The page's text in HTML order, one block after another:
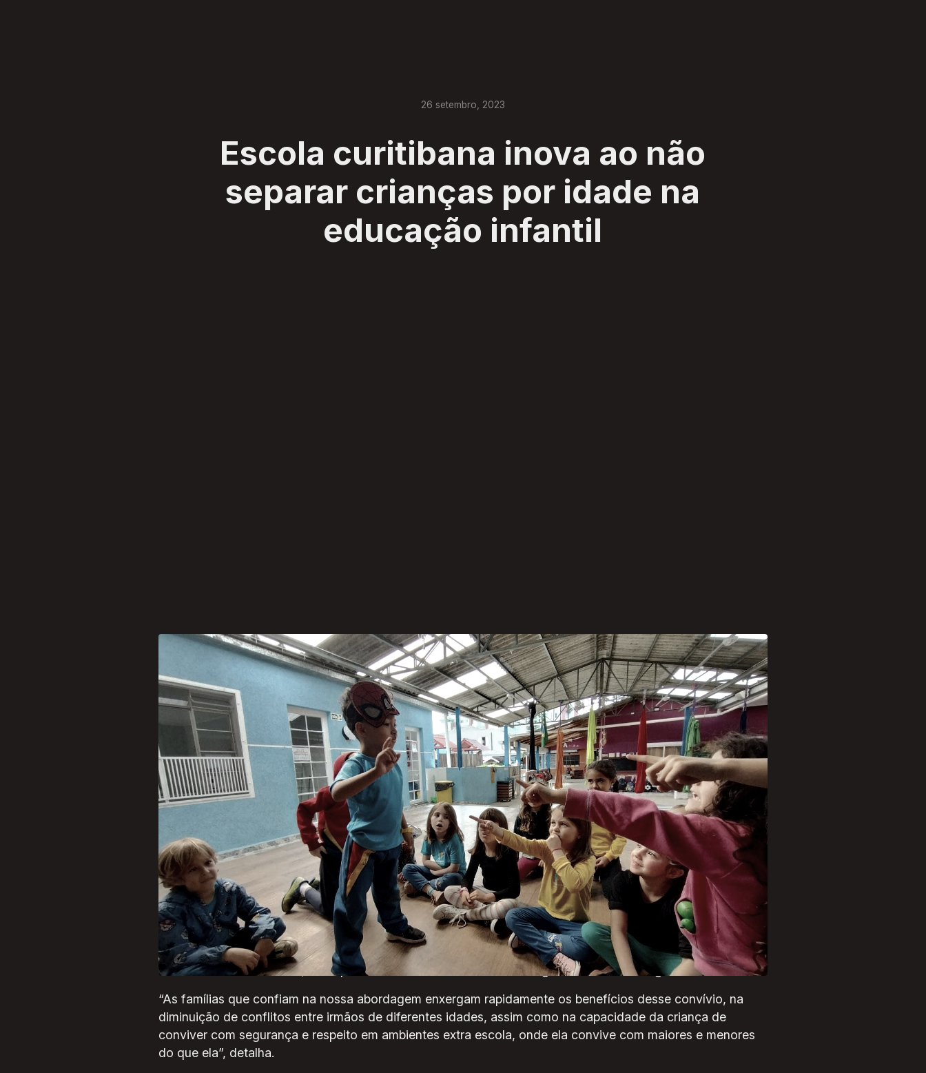
26 setembro 2023
Escola curitibana inova ao não
separar crianças por idade na
educação infantil
A educação passa por transformações inspiradoras em todo o mundo e uma escola de Curitiba está
liderando esse movimento com uma abordagem singular: não separar as crianças da educação infantil de
acordo com a faixa etária, permitindo que os estudantes de zero a seis anos aprendam e convivam juntos
desde o berçário.
“Acreditamos que a diversidade enriquece a jornada educacional de nossos estudantes, e isso inclui
promover o convívio entre crianças de diferentes idades. Não existe nenhuma determinação legal que
obrigue as escolas a dividirem as crianças o tempo todo em grupos específicos. Isso não é necessário
para o aprendizado e nem é a melhor forma de aprender”, comenta a diretora da escola Interpares, Dayse
Campos.
Ela explica que as escolas costumam se organizar dessa forma porque isso facilita a gestão e não porque
é a melhor forma de ensinar. “Aqui, nós priorizamos o ensinar, não o gerir ou o controlar. Como vamos gerir
e controlar a rotina é um desafio dos adultos - educadores e responsáveis - e, aceitando esse desafio,
desenvolvemos mecanismos eficazes para coordenar essa proposta inovadora”.
A ideia pedagógica da Interpares é criar um ambiente que reflita, de forma segura e respeitosa, as relações
do mundo fora da escola, onde pessoas de diferentes idades interagem e colaboram regularmente.
“As famílias que confiam na nossa abordagem enxergam rapidamente os benefícios desse convívio, na
diminuição de conflitos entre irmãos de diferentes idades, assim como na capacidade da criança de
conviver com segurança e respeito em ambientes extra escola, onde ela convive com maiores e menores
do que ela”, detalha.